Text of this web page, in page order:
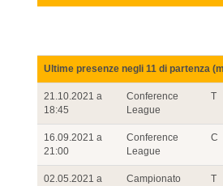
Ultime presenze negli 11 di partenza
21.10.2021 a
18:45
Conference
League
T
16.09.2021 a
21:00
Conference
League
C
02.05.2021 a
Campionato T